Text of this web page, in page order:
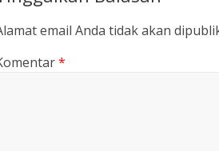
email Anda tidak akan
*